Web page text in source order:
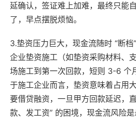
延确认，签证难上加难，最终只能
了，早点摆脱烦恼。
3.垫资压力巨大，现金流随时 “断
企业垫资施工（如垫资采购材料、
场施工到第一次回款，短则 3-6 个
于施工企业而言，垫资意味着占用
要借贷融资，一旦甲方回款延迟，
款、发工资” 的困境，现金流风险是